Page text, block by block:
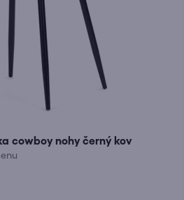
cowboy nohy černý kov